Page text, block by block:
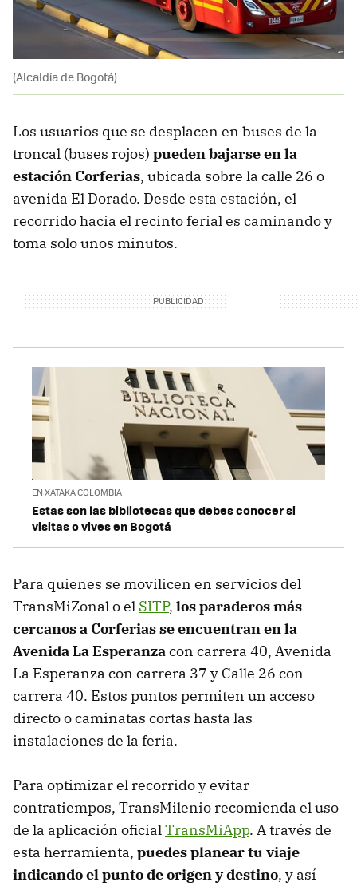
(Alcaldía de Bogotá)
Los usuarios que se desplacen en buses de la
troncal (buses rojos) pueden bajarse en la
estación Corferias, ubicada sobre la calle 26 o
avenida El Dorado. Desde esta estación, el
recorrido hacia el recinto ferial es caminando y
toma solo unos minutos.
EN XATAKA COLOMBIA
Estas son las bibliotecas que debes conocer si
visitas o vives en Bogotá
Para quienes se movilicen en servicios del
TransMiZonal o el SITP, los paraderos más
cercanos a Corferias se encuentran en la
Avenida La Esperanzacon carrera 40, Avenida
La Esperanza con carrera 37 y Calle 26 con
carrera 40. Estos puntos permiten un acceso
directo o caminatas cortas hasta las
instalaciones de la feria.
Para optimizar el recorrido y evitar
contratiempos, TransMilenio recomienda el uso
de la aplicación oficialTransMiApp. A través de
esta herramienta, puedes planear tu viaje
indicando el punto de origen y destino, y así